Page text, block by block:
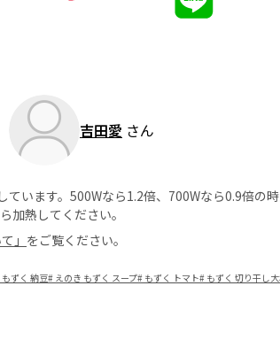
吉田愛 さん
います。500Wなら1.2倍、700Wなら0.9倍の
加熱してください。
」 をご覧ください。
もずく 納豆# えのき もずく スープ# もずく トマト# もずく 切り干し